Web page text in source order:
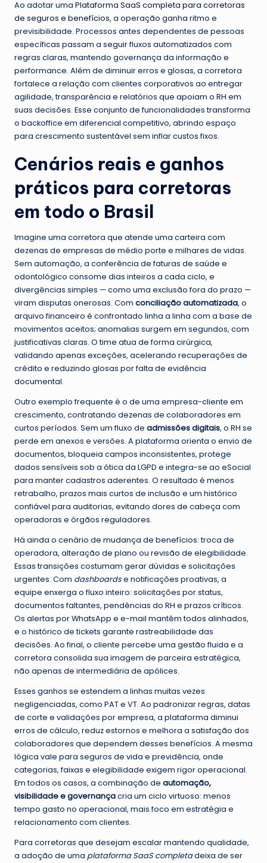
Ao adotar uma Plataforma SaaS completa para corretoras
de seguros e benefícios, a operação ganha ritmo e
previsibilidade. Processos antes dependentes de pessoas
específicas passam a seguir fluxos automatizados com
regras claras, mantendo governança da informação e
performance. Além de diminuir erros e glosas, a corretora
fortalece a relação com clientes corporativos ao entregar
agilidade, transparência e relatórios que apoiam o RH em
suas decisões. Esse conjunto de funcionalidades transforma
o backoffice em diferencial competitivo, abrindo espaço
para crescimento sustentável sem inflar custos fixos.
Cenários reais e ganhos
práticos para corretoras
em todo o Brasil
Imagine uma corretora que atende uma carteira com
dezenas de empresas de médio porte e milhares de vidas.
Sem automação, a conferência de faturas de saúde e
odontológico consome dias inteiros a cada ciclo, e
divergências simples — como uma exclusão fora do prazo —
viram disputas onerosas. Com conciliação automatizada, o
arquivo financeiro é confrontado linha a linha com a base de
movimentos aceitos; anomalias surgem em segundos, com
justificativas claras. O time atua de forma cirúrgica,
validando apenas exceções, acelerando recuperações de
crédito e reduzindo glosas por falta de evidência
documental.
Outro exemplo frequente é o de uma empresa-cliente em
crescimento, contratando dezenas de colaboradores em
curtos períodos. Sem um fluxo de admissões digitais, o RH se
perde em anexos e versões. A plataforma orienta o envio de
documentos, bloqueia campos inconsistentes, protege
dados sensíveis sob a ótica da LGPD e integra-se ao eSocial
para manter cadastros aderentes. O resultado é menos
retrabalho, prazos mais curtos de inclusão e um histórico
confiável para auditorias, evitando dores de cabeça com
operadoras e órgãos reguladores.
Há ainda o cenário de mudança de benefícios: troca de
operadora, alteração de plano ou revisão de elegibilidade.
Essas transições costumam gerar dúvidas e solicitações
urgentes. Com dashboardse notificações proativas, a
equipe enxerga o fluxo inteiro: solicitações por status,
documentos faltantes, pendências do RH e prazos críticos.
Os alertas por WhatsApp e e-mail mantêm todos alinhados,
e o histórico de tickets garante rastreabilidade das
decisões. Ao final, o cliente percebe uma gestão fluida e a
corretora consolida sua imagem de parceira estratégica,
não apenas de intermediária de apólices.
Esses ganhos se estendem a linhas muitas vezes
negligenciadas, como PAT e VT. Ao padronizar regras, datas
de corte e validações por empresa, a plataforma diminui
erros de cálculo, reduz estornos e melhora a satisfação dos
colaboradores que dependem desses benefícios. A mesma
lógica vale para seguros de vida e previdência, onde
categorias, faixas e elegibilidade exigem rigor operacional.
Em todos os casos, a combinação de automação,
visibilidade e governançacria um ciclo virtuoso: menos
tempo gasto no operacional, mais foco em estratégia e
relacionamento com clientes.
Para corretoras que desejam escalar mantendo qualidade,
a adoção de uma plataforma SaaS completadeixa de ser